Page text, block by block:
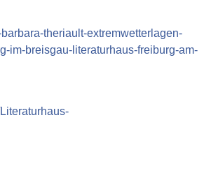
theriault-extremwetterlagen-
im-breisgau-literaturhaus-freiburg-am-